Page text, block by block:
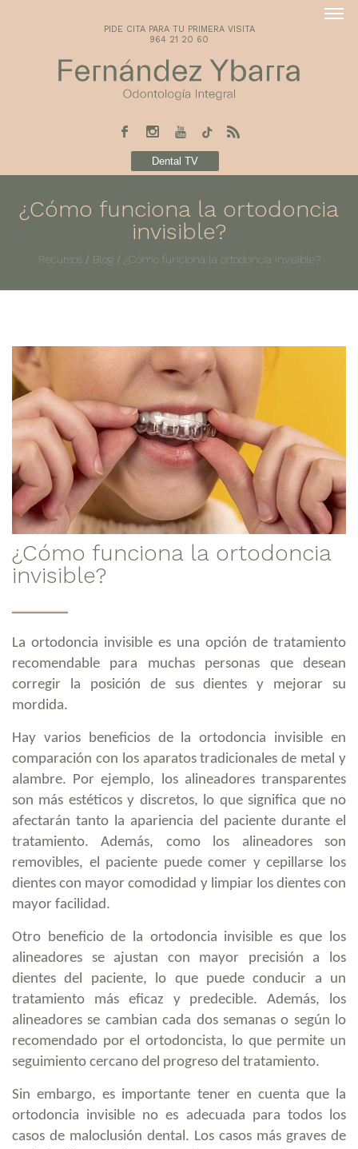
PIDE CITA PARA TU PRIMERA VISITA
964 21 20 60
Dental TV
¿Cómo funciona la ortodoncia
invisible?
Recursos/ Blog/ ¿Cómo funciona la ortodoncia invisible?
¿Cómo funciona la ortodoncia
invisible?
La ortodoncia invisible es una opción de tratamiento
recomendable para muchas personas que desean
corregir la posición de sus dientes y mejorar su
mordida.
Hay varios beneficios de la ortodoncia invisible en
comparación con los aparatos tradicionales de metal y
alambre. Por ejemplo, los alineadores transparentes
son más estéticos y discretos, lo que significa que no
afectarán tanto la apariencia del paciente durante el
tratamiento. Además, como los alineadores son
removibles, el paciente puede comer y cepillarse los
dientes con mayor comodidad y limpiar los dientes con
mayor facilidad.
Otro beneficio de la ortodoncia invisible es que los
alineadores se ajustan con mayor precisión a los
dientes del paciente, lo que puede conducir a un
tratamiento más eficaz y predecible. Además, los
alineadores se cambian cada dos semanas o según lo
recomendado por el ortodoncista, lo que permite un
seguimiento cercano del progreso del tratamiento.
Sin embargo, es importante tener en cuenta que la
ortodoncia invisible no es adecuada para todos los
casos de maloclusión dental. Los casos más graves de